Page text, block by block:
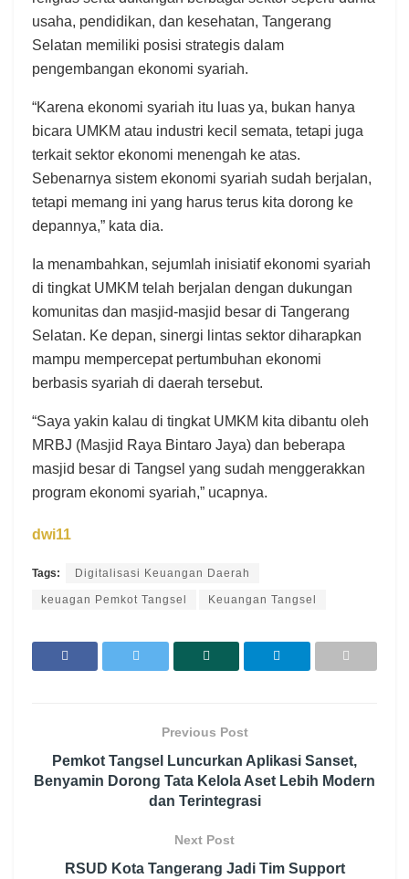
usaha, pendidikan, dan kesehatan, Tangerang
Selatan memiliki posisi strategis dalam
pengembangan ekonomi syariah.
“Karena ekonomi syariah itu luas ya, bukan hanya
bicara UMKM atau industri kecil semata, tetapi juga
terkait sektor ekonomi menengah ke atas.
Sebenarnya sistem ekonomi syariah sudah berjalan,
tetapi memang ini yang harus terus kita dorong ke
depannya,” kata dia.
Ia menambahkan, sejumlah inisiatif ekonomi syariah
di tingkat UMKM telah berjalan dengan dukungan
komunitas dan masjid-masjid besar di Tangerang
Selatan. Ke depan, sinergi lintas sektor diharapkan
mampu mempercepat pertumbuhan ekonomi
berbasis syariah di daerah tersebut.
“Saya yakin kalau di tingkat UMKM kita dibantu oleh
MRBJ (Masjid Raya Bintaro Jaya) dan beberapa
masjid besar di Tangsel yang sudah menggerakkan
program ekonomi syariah,” ucapnya.
dwi11
Tags: Digitalisasi Keuangan Daerah
keuagan Pemkot Tangsel Keuangan Tangsel
Previous Post
Pemkot Tangsel Luncurkan Aplikasi Sanset,
Benyamin Dorong Tata Kelola Aset Lebih Modern
dan Terintegrasi
Next Post
RSUD Kota Tangerang Jadi Tim Support